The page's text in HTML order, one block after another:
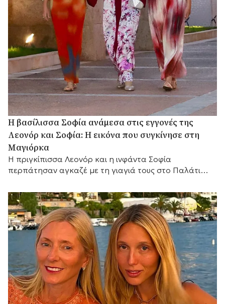
Η βασίλισσα Σοφία ανάμεσα στις εγγονές της
Λεονόρ και Σοφία: Η εικόνα που συγκίνησε στη
Μαγιόρκα
Η πριγκίπισσα Λεονόρ και η ινφάντα Σοφία
περπάτησαν αγκαζέ με τη γιαγιά τους στο Παλάτι
οικογενειακές στιγμές του ισπανικού καλοκαιριού.